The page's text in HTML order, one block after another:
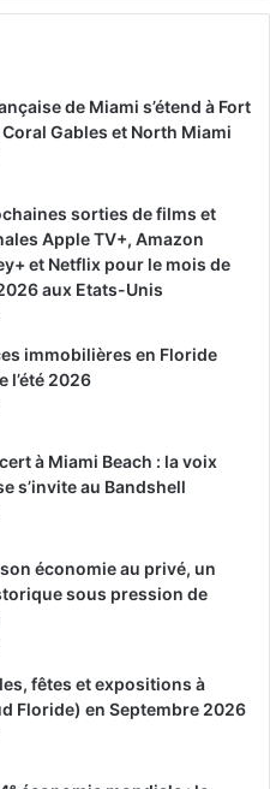
de Miami s’étend à Fort
Gables et North Miami
sorties de films et
Apple TV+, Amazon
et Netflix pour le mois de
aux Etats-Unis
immobilières en Floride
l’été 2026
à Miami Beach : la voix
s’invite au Bandshell
économie au privé, un
sous pression de
fêtes et expositions à
Floride) en Septembre 2026